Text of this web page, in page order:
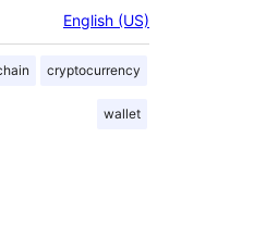
English (US)
cryptocurrency
wallet